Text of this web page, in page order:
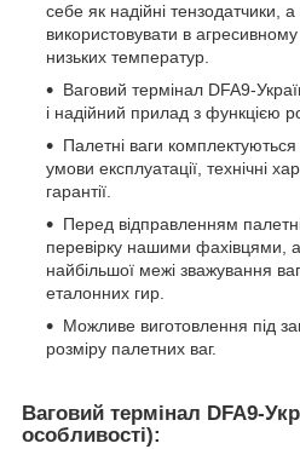
себе як надійні тензодатчики,
використовувати в
низьких температур.
Ваговий термінал DFA9-
і надійний прилад з функцією
Палетні ваги
умови експлуатації, технічні
гарантії.
Перед відправленням
перевірку нашими фахівцями,
найбільшої межі зважування
еталонних гир.
Можливе виготовлення під
розміру палетних ваг.
Ваговий термінал DFA9-
особливості):